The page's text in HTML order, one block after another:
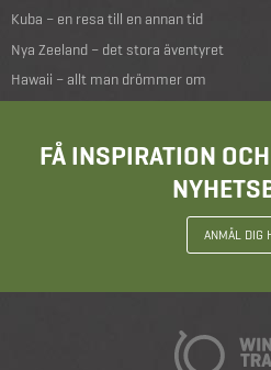
Kuba – en resa till en annan tid
Nya Zeeland – det stora äventyret
Hawaii – allt man drömmer om
FÅ INSPIRATION
ANMÄL DIG